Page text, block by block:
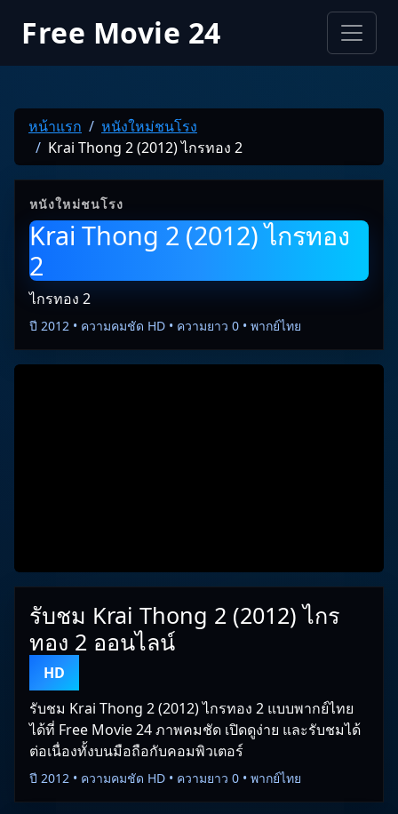
Free Movie 24
หน้าแรก
หนังใหม่ชนโรง
Krai Thong 2 (2012) ไกรทอง 2
หนังใหม่ชนโรง
Krai Thong 2 (2012) ไกรทอง
2
ไกรทอง 2
ปี 2012 • ความคมชัด HD • ความยาว 0 • พากย์ไทย
รับชม Krai Thong 2 (2012) ไกร
ทอง 2 ออนไลน์
HD
รับชม Krai Thong 2 (2012) ไกรทอง 2 แบบพากย์ไทย
ได้ที่ Free Movie 24 ภาพคมชัด เปิดดูง่าย และรับชมได้
ต่อเนื่องทั้งบนมือถือกับคอมพิวเตอร์
ปี 2012 • ความคมชัด HD • ความยาว 0 • พากย์ไทย